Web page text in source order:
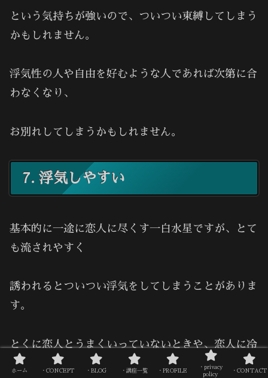
という気持ちが強いので、ついつい束縛してしまう
かもしれません。
浮気性の人や自由を好むような人であれば次第に合
わなくなり、
お別れしてしまうかもしれません。
7. 浮気しやすい
基本的に一途に恋人に尽くす一白水星ですが、とて
も流されやすく
誘われるとついつい浮気をしてしまうことがありま
す。
とくに恋人とうまくいっていないときや、恋人に冷
たくされたときなどは
ホーム ・CONCEPT ・BLOG ・講座一覧 ・PROFILE
・privacy
policy
・CONTACT